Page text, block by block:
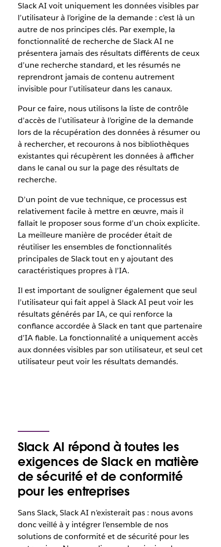
Slack AI voit uniquement les données visibles par
l’utilisateur à l’origine de la demande : c’est là un
autre de nos principes clés. Par exemple, la
fonctionnalité de recherche de Slack AI ne
présentera jamais des résultats différents de ceux
d’une recherche standard, et les résumés ne
reprendront jamais de contenu autrement
invisible pour l’utilisateur dans les canaux.
Pour ce faire, nous utilisons la liste de contrôle
d’accès de l’utilisateur à l’origine de la demande
lors de la récupération des données à résumer ou
à rechercher, et recourons à nos bibliothèques
existantes qui récupèrent les données à afficher
dans le canal ou sur la page des résultats de
recherche.
D’un point de vue technique, ce processus est
relativement facile à mettre en œuvre, mais il
fallait le proposer sous forme d’un choix explicite.
La meilleure manière de procéder était de
réutiliser les ensembles de fonctionnalités
principales de Slack tout en y ajoutant des
caractéristiques propres à l’IA.
Il est important de souligner également que seul
l’utilisateur qui fait appel à Slack AI peut voir les
résultats générés par IA, ce qui renforce la
confiance accordée à Slack en tant que partenaire
d’IA fiable. La fonctionnalité a uniquement accès
aux données visibles par son utilisateur, et seul cet
utilisateur peut voir les résultats demandés.
Slack AI répond à toutes les
exigences de Slack en matière
de sécurité et de conformité
pour les entreprises
Sans Slack, Slack AI n’existerait pas : nous avons
donc veillé à y intégrer l’ensemble de nos
solutions de conformité et de sécurité pour les